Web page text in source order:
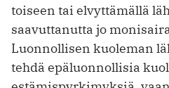
toiseen tai elvyttämällä
saavuttanutta jo
Luonnollisen kuoleman
tehdä epäluonnollisia